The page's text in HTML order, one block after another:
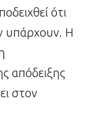
ότι
υπάρχουν. Η
απόδειξης
στον